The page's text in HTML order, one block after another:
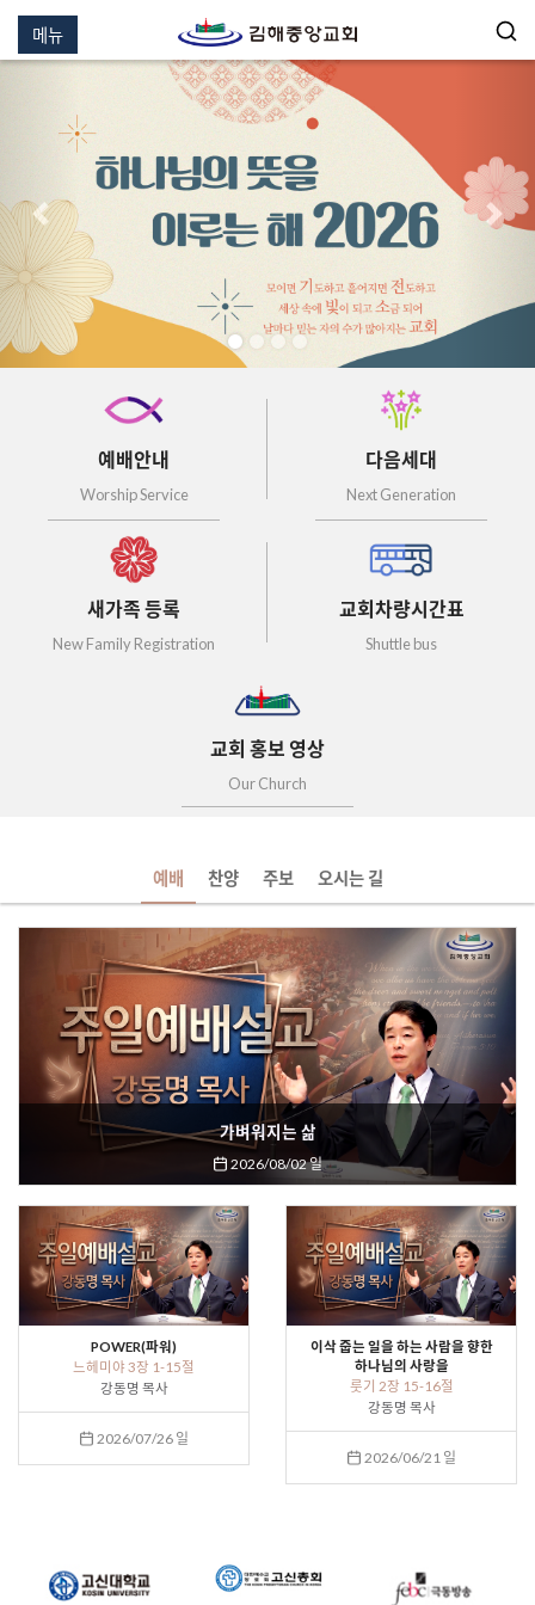
메뉴
이전 다음
예배안내
Worship Service
다음세대
Next Generation
새가족 등록
New Family Registration
교회차량시간표
Shuttle bus
교회 홍보 영상
Our Church
예배 찬양 주보 오시는 길
가벼워지는 삶
2026/08/02 일
POWER(파워)
느헤미야 3장 1-15절
강동명 목사
2026/07/26 일
이삭 줍는 일을 하는 사람을 향한
하나님의 사랑을
룻기 2장 15-16절
강동명 목사
2026/06/21 일